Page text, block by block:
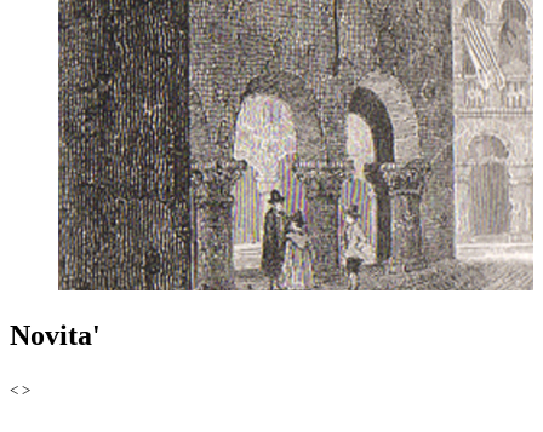
Rivista Oscellana
Scoprila attraverso le copertine
della Rivista
Novita'
< >